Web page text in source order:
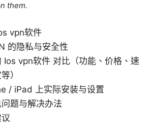
them.
vpn软件
的隐私与安全性
Ios vpn软件 对比（功能、价格、速
）
/ iPad 上实际安装与设置
题与解决办法